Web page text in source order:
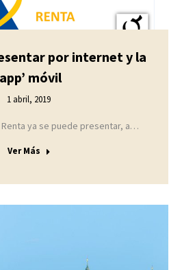
por internet y la
móvil
1 abril, 2019
Renta ya se puede presentar, a…
Ver Más